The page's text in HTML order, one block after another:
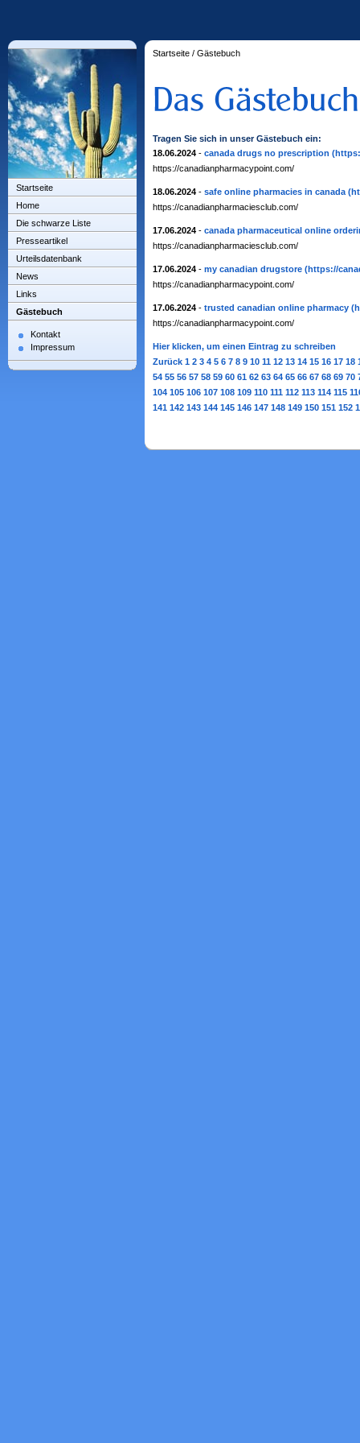
Startseite
Home
Die schwarze Liste
Presseartikel
Urteilsdatenbank
News
Links
Gästebuch
Kontakt
Impressum
Startseite / Gästebuch
Tragen Sie sich in unser Gästebuch ein:
18.06.2024 - canada drugs no prescription
https://canadianpharmacypoint.com/
18.06.2024 - safe online pharmacies in canada
https://canadianpharmaciesclub.com/
17.06.2024 - canada pharmaceutical online
https://canadianpharmaciesclub.com/
17.06.2024 - my canadian drugstore (https://
https://canadianpharmacypoint.com/
17.06.2024 - trusted canadian online pharmacy
https://canadianpharmacypoint.com/
Hier klicken, um einen Eintrag zu schreiben
Zurück 1 2 3 4 5 6 7 8 9 10 11 12 13 14 15 16 17 18
54 55 56 57 58 59 60 61 62 63 64 65 66 67 68 69 70
104 105 106 107 108 109 110 111 112 113 114 115
141 142 143 144 145 146 147 148 149 150 151 152